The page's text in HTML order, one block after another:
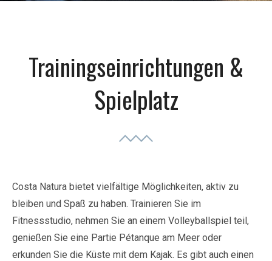
Trainingseinrichtungen &
Spielplatz
Costa Natura bietet vielfältige Möglichkeiten, aktiv zu
bleiben und Spaß zu haben. Trainieren Sie im
Fitnessstudio, nehmen Sie an einem Volleyballspiel teil,
genießen Sie eine Partie Pétanque am Meer oder
erkunden Sie die Küste mit dem Kajak. Es gibt auch einen